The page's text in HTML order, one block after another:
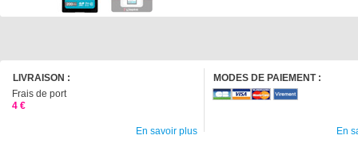
LIVRAISON :
Frais de port
4 €
En savoir plus
MODES DE PAIEMENT :
En